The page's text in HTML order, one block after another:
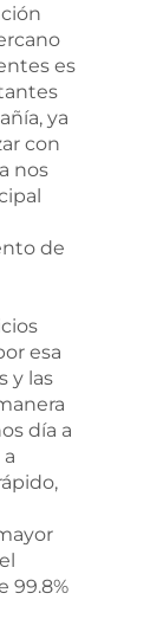
es
ya
con
nos
de
esa
y las
día a
99.8%